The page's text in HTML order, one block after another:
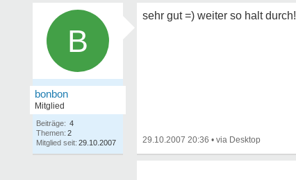
B
bonbon
Mitglied
Beiträge: 4
Themen: 2
Mitglied seit: 29.10.2007
sehr gut =) weiter so halt durch!
29.10.2007 20:36 •